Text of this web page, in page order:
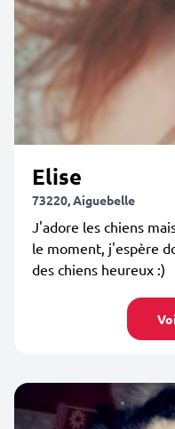
Elise
73220, Aiguebelle
J'adore les chiens
le moment, j'espère
des chiens heureux :)